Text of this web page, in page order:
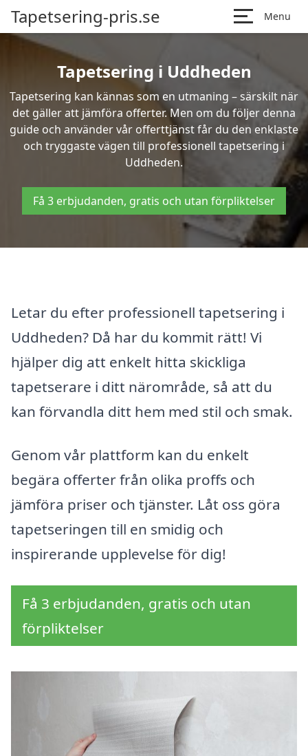
Tapetsering-pris.se Menu
Tapetsering i Uddheden
Tapetsering kan kännas som en utmaning – särskilt när
det gäller att jämföra offerter. Men om du följer denna
guide och använder vår offerttjänst får du den enklaste
och tryggaste vägen till professionell tapetsering i
Uddheden.
Få 3 erbjudanden, gratis och utan förpliktelser
Letar du efter professionell tapetsering i
Uddheden? Då har du kommit rätt! Vi
hjälper dig att enkelt hitta skickliga
tapetserare i ditt närområde, så att du
kan förvandla ditt hem med stil och smak.
Genom vår plattform kan du enkelt
begära offerter från olika proffs och
jämföra priser och tjänster. Låt oss göra
tapetseringen till en smidig och
inspirerande upplevelse för dig!
Få 3 erbjudanden, gratis och utan
förpliktelser